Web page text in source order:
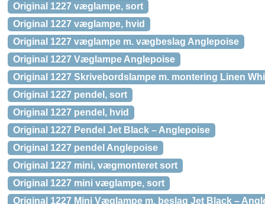
Original 1227 væglampe, sort
Original 1227 væglampe, hvid
Original 1227 væglampe m. vægbeslag Anglepoise
Original 1227 Væglampe Anglepoise
Original 1227 Skrivebordslampe m. montering Linen
Original 1227 pendel, sort
Original 1227 pendel, hvid
Original 1227 Pendel Jet Black – Anglepoise
Original 1227 pendel Anglepoise
Original 1227 mini, vægmonteret sort
Original 1227 mini væglampe, sort
Original 1227 Mini Væglampe m. beslag Jet Black –